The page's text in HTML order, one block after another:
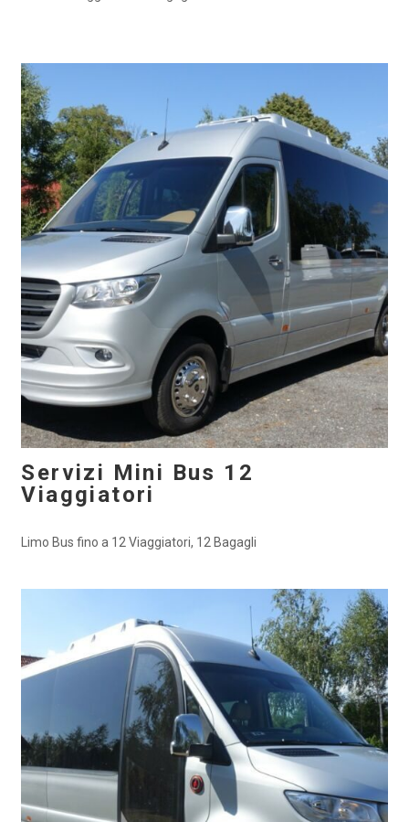
Servizi Mini Bus 12
Viaggiatori
Limo Bus fino a 12 Viaggiatori, 12 Bagagli